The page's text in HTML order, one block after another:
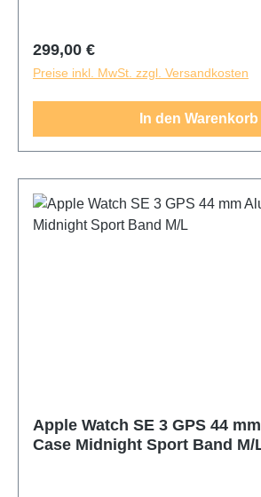
Regulärer Preis:
299,00 €
Preise inkl. MwSt. zzgl. Versandkosten
In den Warenkorb
Apple Watch SE 3 GPS 44
Case Midnight Sport Band M/